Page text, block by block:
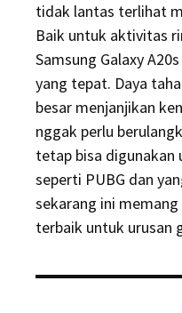
tidak lantas terlihat
Baik untuk aktivitas
Samsung Galaxy
yang tepat. Daya
besar menjanjikan
nggak perlu
tetap bisa
seperti PUBG dan
sekarang ini
terbaik untuk